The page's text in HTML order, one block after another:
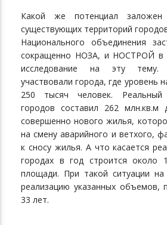
Какой же потенциал
существующих территорий
Национального объединения
сокращенно НОЗА, и НОСТРОЙ в
исследование на эту тему.
участвовали города, где уровень
250 тысяч человек. Реальный
городов составил 262 млн.кв.м
совершенно нового жилья,
на смену аварийного и ветхого,
к сносу жилья. А что касается
городах в год строится около
площади. При такой ситуации на
реализацию указанных объемов,
33 лет.